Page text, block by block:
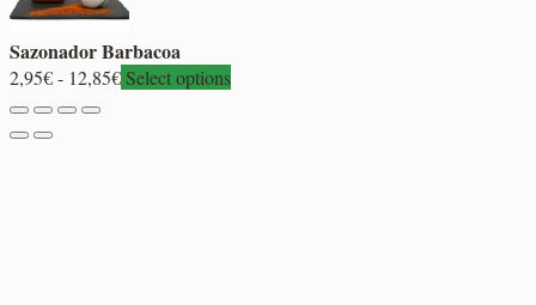
Sazonador Barbacoa
2,95€- 12,85€Rango
Select options